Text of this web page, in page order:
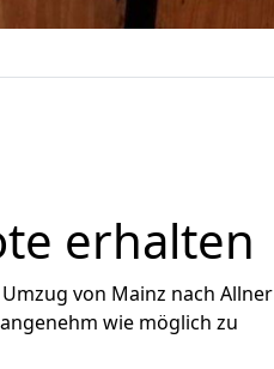
erhalten
von Mainz nach Allner
wie möglich zu